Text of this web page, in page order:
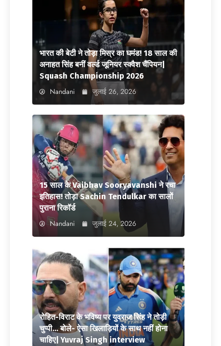
भारत की बेटी ने तोड़ा मिस्र का घमंड! 18 साल की
अनाहत सिंह बनीं वर्ल्ड जूनियर स्क्वैश चैंपियन|
Squash Championship 2026
Nandani जुलाई 26, 2026
15 साल के Vaibhav Sooryavanshi ने रचा
इतिहास! तोड़ा Sachin Tendulkar का सालों
पुराना रिकॉर्ड
Nandani जुलाई 24, 2026
रोहित-विराट के भविष्य पर युवराज सिंह ने तोड़ी
चुप्पी… बोले- ऐसा खिलाड़ियों के साथ नहीं होना
चाहिए| Yuvraj Singh interview